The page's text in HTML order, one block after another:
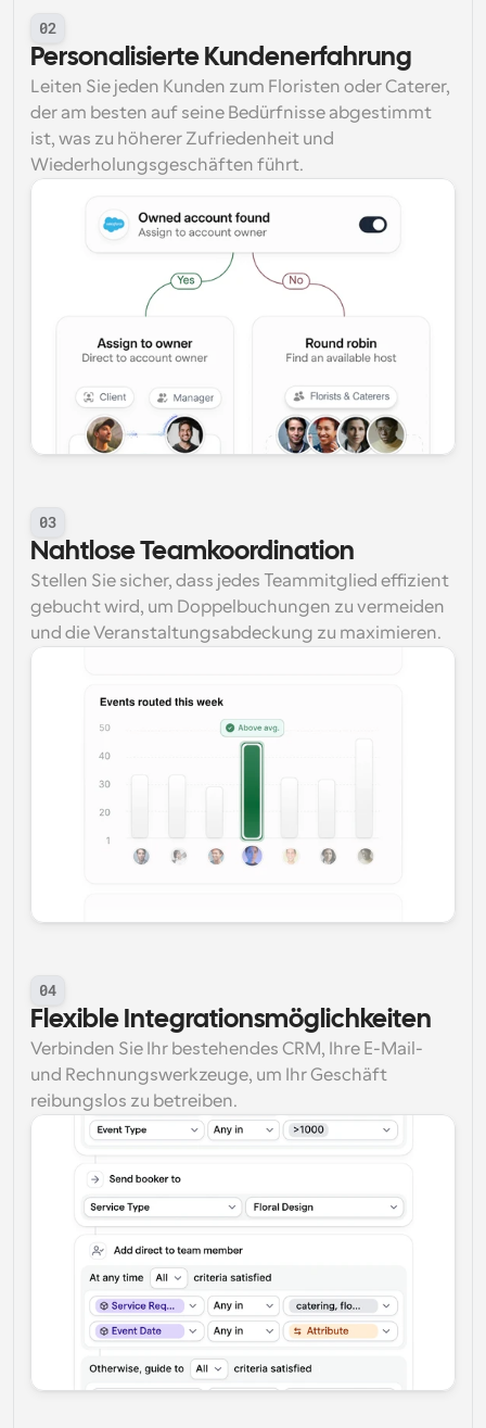
02
Personalisierte Kundenerfahrung
Leiten Sie jeden Kunden zum Floristen oder Caterer,
der am besten auf seine Bedürfnisse abgestimmt
ist, was zu höherer Zufriedenheit und
Wiederholungsgeschäften führt.
03
Nahtlose Teamkoordination
Stellen Sie sicher, dass jedes Teammitglied effizient
gebucht wird, um Doppelbuchungen zu vermeiden
und die Veranstaltungsabdeckung zu maximieren.
04
Flexible Integrationsmöglichkeiten
Verbinden Sie Ihr bestehendes CRM, Ihre E-Mail-
und Rechnungswerkzeuge, um Ihr Geschäft
reibungslos zu betreiben.